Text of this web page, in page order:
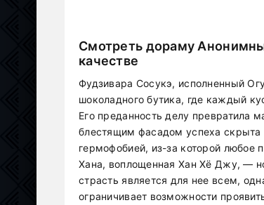
Смотреть дораму
качестве
Фудзивара Сосукэ, исполненный
шоколадного бутика, где каждый
Его преданность делу превратила
блестящим фасадом успеха скрыта
гермофобией, из-за которой любое
Хана, воплощенная Хан Хё Джу, —
страсть является для нее всем,
ограничивает возможности